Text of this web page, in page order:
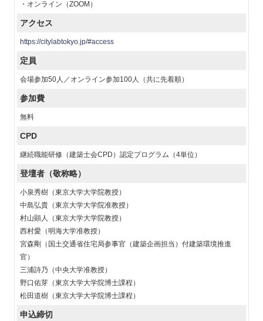
・オンライン（ZOOM）
アクセス
https://citylabtokyo.jp/#access
定員
会場参加50人／オンライン参加100人（共に先着順）
参加費
無料
CPD
継続職能研修（建築士会CPD）認定プログラム（4単位）
登壇者（敬称略）
小泉秀樹（東京大学大学院教授）
中島弘貴（東京大学大学院准教授）
村山顕人（東京大学大学院教授）
西村愛（明海大学准教授）
宮森剛（国土交通省住宅局参事官（建築企画担当）付建築環境推進
官）
三浦詩乃（中央大学准教授）
野口佑芽（東京大学大学院博士課程）
松田道樹（東京大学大学院博士課程）
申込締切